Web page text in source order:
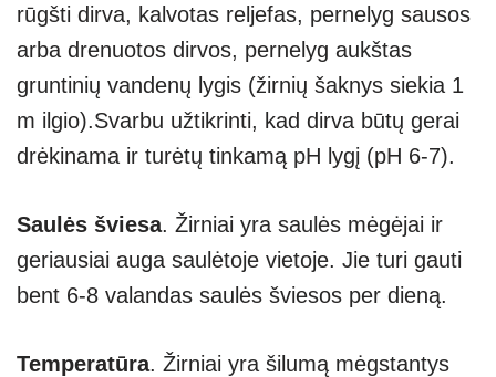
rūgšti dirva, kalvotas reljefas, pernelyg sausos
arba drenuotos dirvos, pernelyg aukštas
gruntinių vandenų lygis (žirnių šaknys siekia 1
m ilgio).Svarbu užtikrinti, kad dirva būtų gerai
drėkinama ir turėtų tinkamą pH lygį (pH 6-7).
Saulės šviesa. Žirniai yra saulės mėgėjai ir
geriausiai auga saulėtoje vietoje. Jie turi gauti
bent 6-8 valandas saulės šviesos per dieną.
Temperatūra. Žirniai yra šilumą mėgstantys